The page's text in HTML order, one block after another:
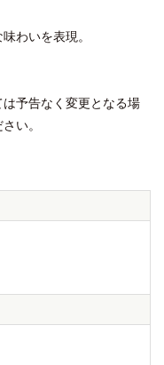
わいを表現。
予告なく変更となる場
い。